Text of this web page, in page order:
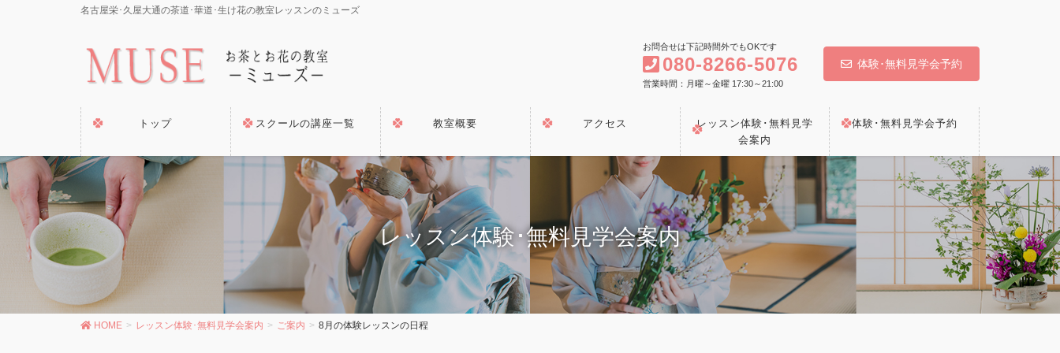
名古屋栄･久屋大通の茶道･華道･生け花の教室レッスンのミューズ
お問合せは下記時間外でもOKです
080-8266-5076
営業時間：月曜～金曜 17:30～21:00
体験･無料見学会予約
トップ スクールの講座一覧 教室概要 アクセス
レッスン体験･無料見学
会案内
体験･無料見学会予約
レッスン体験･無料見学会案内
HOME レッスン体験･無料見学会案内 ご案内 8月の体験レッスンの日程